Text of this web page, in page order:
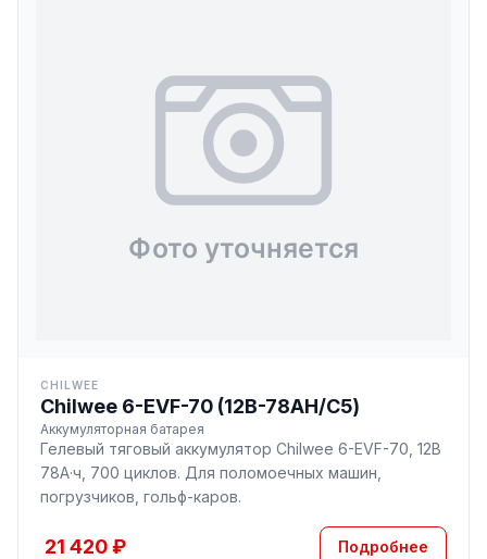
CHILWEE
Chilwee 6-EVF-70 (12В-78AH/С5)
Аккумуляторная батарея
Гелевый тяговый аккумулятор Chilwee 6-EVF-70, 12В
78А·ч, 700 циклов. Для поломоечных машин,
погрузчиков, гольф-каров.
21 420 ₽ Подробнее